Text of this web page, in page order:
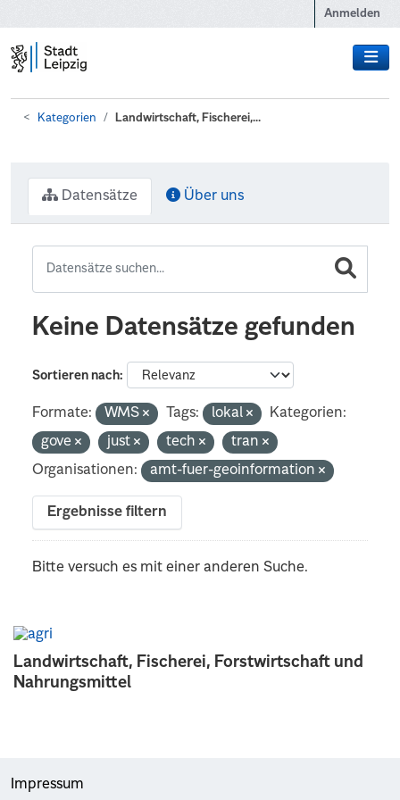
Anmelden
Kategorien Landwirtschaft, Fischerei,...
Landwirtschaft, Fischerei, Forstwirtschaft und
Nahrungsmittel
Datensätze Über uns
Keine Datensätze gefunden
Sortieren nach
Formate: WMS Tags: lokal
Kategorien:
gove
just tech
tran
Organisationen:
amt-fuer-geoinformation
Ergebnisse filtern
Bitte versuch es mit einer anderen Suche.
Impressum